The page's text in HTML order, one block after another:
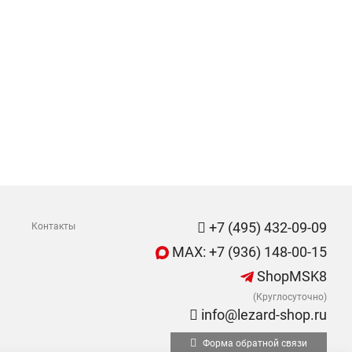
Контакты
+7 (495) 432-09-09
MAX: +7 (936) 148-00-15
ShopMSK8
(Круглосуточно)
info@lezard-shop.ru
Форма обратной связи